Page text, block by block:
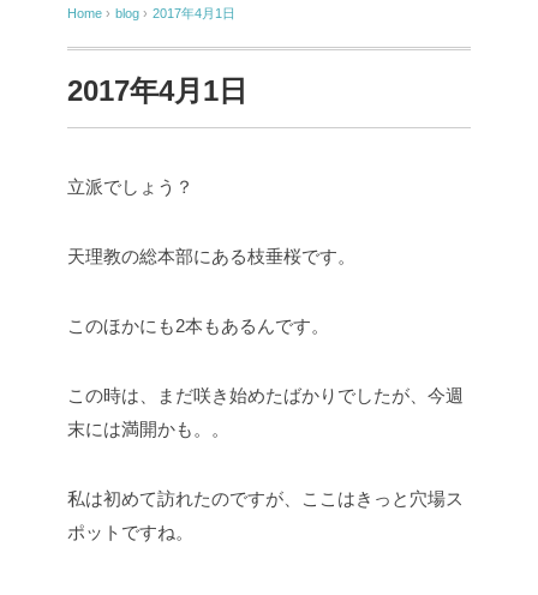
Home › blog › 2017年4月1日
2017年4月1日
立派でしょう？
天理教の総本部にある枝垂桜です。
このほかにも2本もあるんです。
この時は、まだ咲き始めたばかりでしたが、今週
末には満開かも。。
私は初めて訪れたのですが、ここはきっと穴場ス
ポットですね。